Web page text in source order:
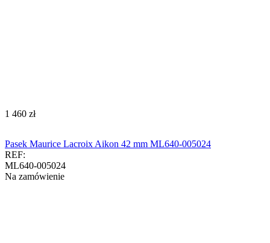
‍1 460‍ zł
Pasek Maurice Lacroix Aikon 42 mm ML640-005024
REF:
ML640-005024
Na zamówienie